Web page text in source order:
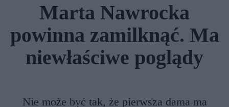
Marta Nawrocka
powinna zamilknąć. Ma
niewłaściwe poglądy
Nie może być tak, że pierwsza dama ma